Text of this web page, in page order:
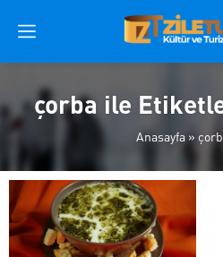
çorba ile
Anasayfa»